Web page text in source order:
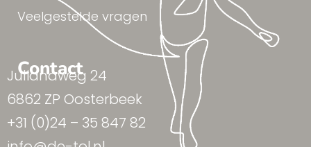
Contact
Julianaweg 24
6862 ZP Oosterbeek
+31 (0)24 – 35 847 82
Veelgestelde vragen